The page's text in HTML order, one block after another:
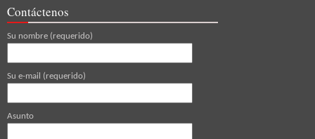
Contáctenos
Su nombre (requerido)
Su e-mail (requerido)
Asunto